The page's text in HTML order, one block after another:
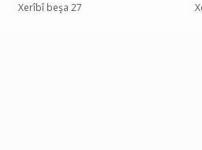
Xerîbî beşa 27